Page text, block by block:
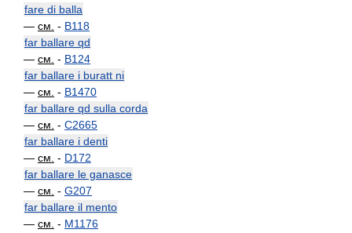
fare di balla
— см. - B118
far ballare qd
— см. - B124
far ballare i buratt ni
— см. - B1470
far ballare qd sulla corda
— см. - C2665
far ballare i denti
— см. - D172
far ballare le ganasce
— см. - G207
far ballare il mento
— см. - M1176